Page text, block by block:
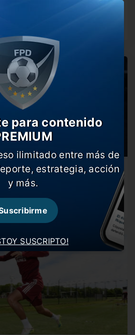
su bronca por el gol de Junior
puntos de local
desde las 21:00 horas ante Junior
SUSCRIPTO!
para contenido
ilimitado entre más de
estrategia, acción
y más.